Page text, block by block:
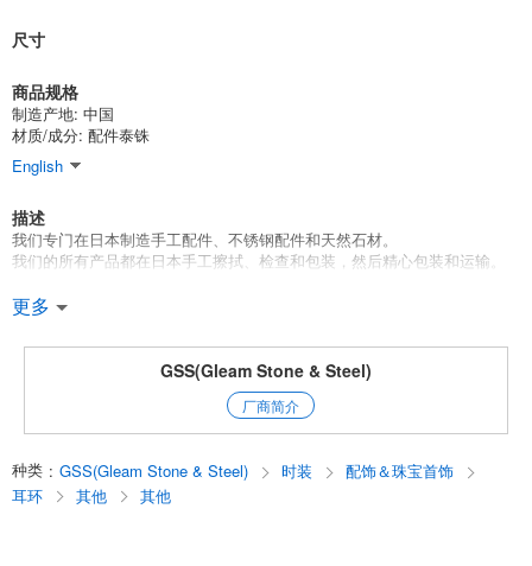
尺寸
商品规格
制造产地: 中国
材质/成分: 配件泰铢
English
描述
我们专门在日本制造手工配件、不锈钢配件和天然石材。
我们的所有产品都在日本手工擦拭、检查和包装，然后精心包装和运输。
[产品描述］
顶部有丝带、十字架和方形吊坠。
可爱的造型一定会吸引你的眼球！
简单易用！
建议用于项链和其他配件。
更多
GSS(Gleam Stone & Steel)
厂商简介
种类 : GSS(Gleam Stone & Steel) 时装
配饰＆珠宝首饰
耳环
其他 其他